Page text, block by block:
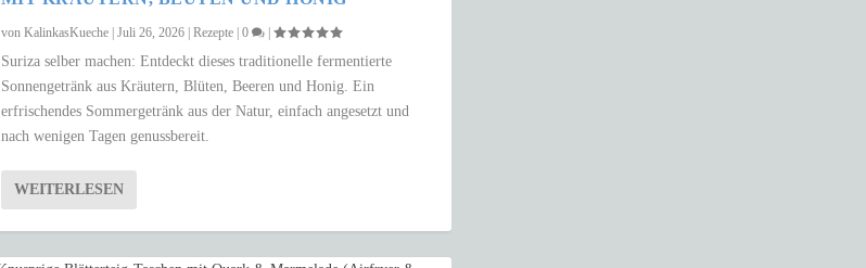
von KalinkasKueche| Juli 26, 2026| Rezepte| 0 |
Suriza selber machen: Entdeckt dieses traditionelle fermentierte
Sonnengetränk aus Kräutern, Blüten, Beeren und Honig. Ein
erfrischendes Sommergetränk aus der Natur, einfach angesetzt und
nach wenigen Tagen genussbereit.
WEITERLESEN